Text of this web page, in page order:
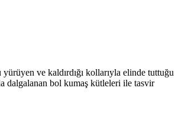
ve kaldırdığı kollarıyla elinde tuttuğu
dalgalanan bol kumaş kütleleri ile tasvir